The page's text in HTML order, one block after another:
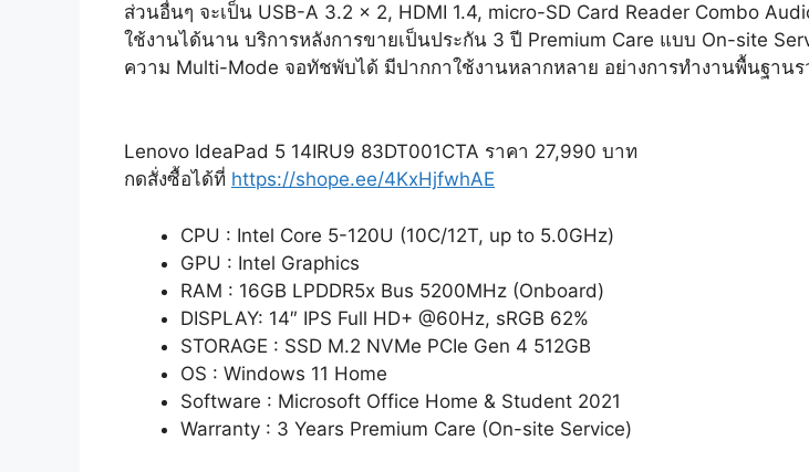
ส่วนอื่นๆ จะเป็น USB-A 3.2 x 2, HDMI 1.4, micro-SD Card Reader Combo
ใช้งานได้นาน บริการหลังการขายเป็นประกัน 3 ปี Premium Care แบบ On-site
ความ Multi-Mode จอทัชพับได้ มีปากกาใช้งานหลากหลาย อย่างการทำงานพื้นฐาน
Lenovo IdeaPad 5 14IRU9 83DT001CTA ราคา 27,990 บาท
กดสั่งซื้อได้ที่ https://shope.ee/4KxHjfwhAE
CPU : Intel Core 5-120U (10C/12T, up to 5.0GHz)
GPU : Intel Graphics
RAM : 16GB LPDDR5x Bus 5200MHz (Onboard)
DISPLAY: 14″ IPS Full HD+ @60Hz, sRGB 62%
STORAGE : SSD M.2 NVMe PCIe Gen 4 512GB
OS : Windows 11 Home
Software : Microsoft Office Home & Student 2021
Warranty : 3 Years Premium Care (On-site Service)